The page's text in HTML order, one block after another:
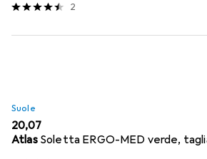
2
Suole
EUR
20,07
Atlas Soletta ERGO-MED verde,